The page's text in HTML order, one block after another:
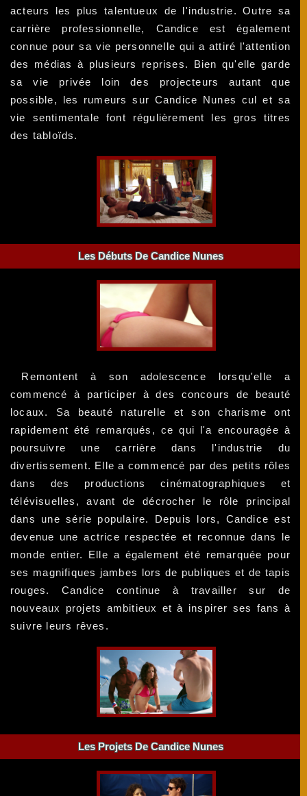
acteurs les plus talentueux de l'industrie. Outre sa
carrière professionnelle, Candice est également
connue pour sa vie personnelle qui a attiré l'attention
des médias à plusieurs reprises. Bien qu'elle garde
sa vie privée loin des projecteurs autant que
possible, les rumeurs sur Candice Nunes cul et sa
vie sentimentale font régulièrement les gros titres
des tabloïds.
Les Débuts De Candice Nunes
Remontent à son adolescence lorsqu'elle a
commencé à participer à des concours de beauté
locaux. Sa beauté naturelle et son charisme ont
rapidement été remarqués, ce qui l'a encouragée à
poursuivre une carrière dans l'industrie du
divertissement. Elle a commencé par des petits rôles
dans des productions cinématographiques et
télévisuelles, avant de décrocher le rôle principal
dans une série populaire. Depuis lors, Candice est
devenue une actrice respectée et reconnue dans le
monde entier. Elle a également été remarquée pour
ses magnifiques jambes lors de publiques et de tapis
rouges. Candice continue à travailler sur de
nouveaux projets ambitieux et à inspirer ses fans à
suivre leurs rêves.
Les Projets De Candice Nunes